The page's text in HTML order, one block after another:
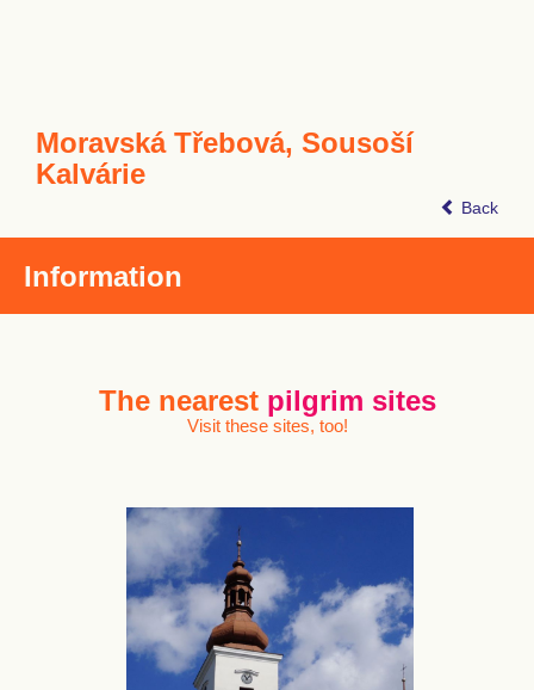
Moravská Třebová, Sousoší
Kalvárie
Back
Information
The nearest pilgrim sites
Visit these sites, too!